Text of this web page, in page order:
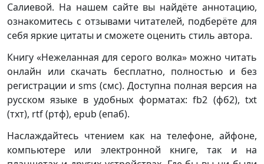
Салиевой. На нашем сайте вы найдёте аннотацию,
ознакомитесь с отзывами читателей, подберёте для
себя яркие цитаты и сможете оценить стиль автора.
Книгу «Нежеланная для серого волка» можно читать
онлайн или скачать бесплатно, полностью и без
регистрации и sms (смс). Доступна полная версия на
русском языке в удобных форматах: fb2 (фб2), txt
(тхт), rtf (ртф), epub (епаб).
Наслаждайтесь чтением как на телефоне, айфоне,
компьютере или электронной книге, так и на